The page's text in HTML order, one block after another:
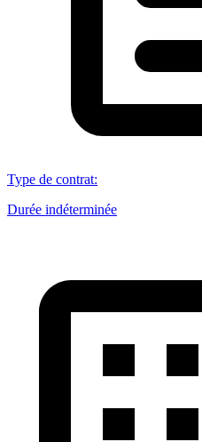
Type de contrat:
Durée indéterminée